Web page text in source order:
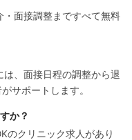
面接調整まですべて無料
、面接日程の調整から退
サポートします。
か？
のクリニック求人があり